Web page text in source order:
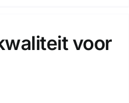
voor